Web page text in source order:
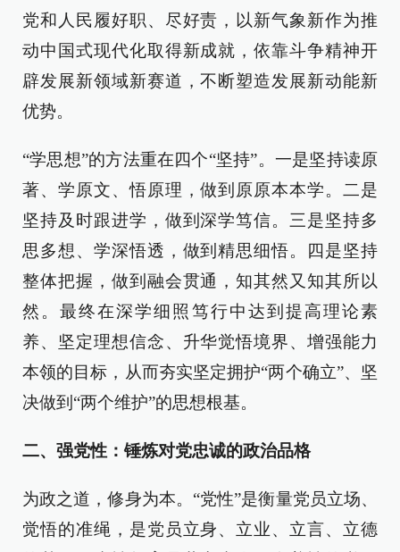
党和人民履好职、尽好责，以新气象新作为推
动中国式现代化取得新成就，依靠斗争精神开
辟发展新领域新赛道，不断塑造发展新动能新
优势。
“学思想”的方法重在四个“坚持”。一是坚持读原
著、学原文、悟原理，做到原原本本学。二是
坚持及时跟进学，做到深学笃信。三是坚持多
思多想、学深悟透，做到精思细悟。四是坚持
整体把握，做到融会贯通，知其然又知其所以
然。最终在深学细照笃行中达到提高理论素
养、坚定理想信念、升华觉悟境界、增强能力
本领的目标，从而夯实坚定拥护“两个确立”、坚
决做到“两个维护”的思想根基。
二、强党性：锤炼对党忠诚的政治品格
为政之道，修身为本。“党性”是衡量党员立场、
觉悟的准绳，是党员立身、立业、立言、立德